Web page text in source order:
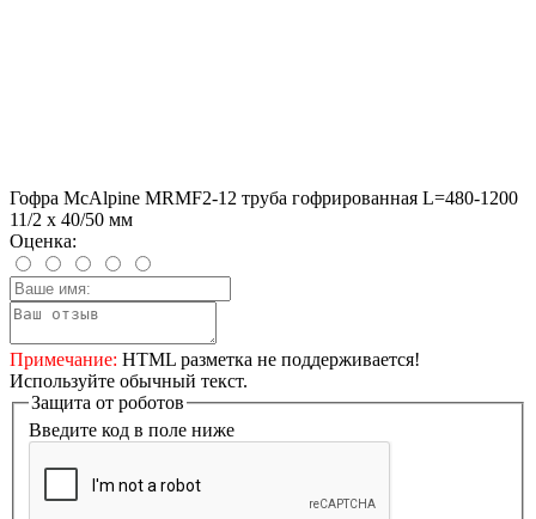
Гофра McAlpine MRMF2-12 труба гофрированная L=480-1200
11/2 х 40/50 мм
Оценка:
Примечание: HTML разметка не поддерживается!
Используйте обычный текст.
Защита от роботов
Введите код в поле ниже